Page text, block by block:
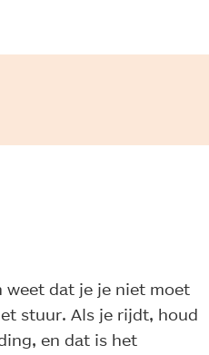
weet dat je je niet moet
stuur. Als je rijdt, houd
en dat is het